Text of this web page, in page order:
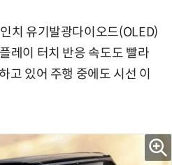
치 유기발광다이오드(OLED)
레이 터치 반응 속도도 빨라
고 있어 주행 중에도 시선 이